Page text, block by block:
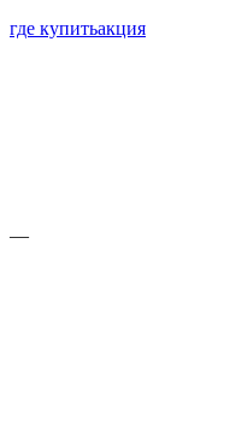
где купитьакция
—